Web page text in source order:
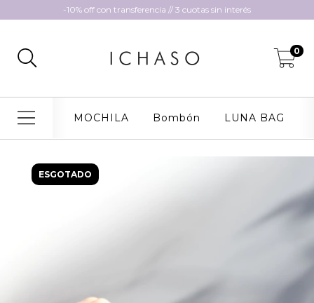
-10% off con transferencia // 3 cuotas sin interés
0
MOCHILA Bombón LUNA BAG
ESGOTADO